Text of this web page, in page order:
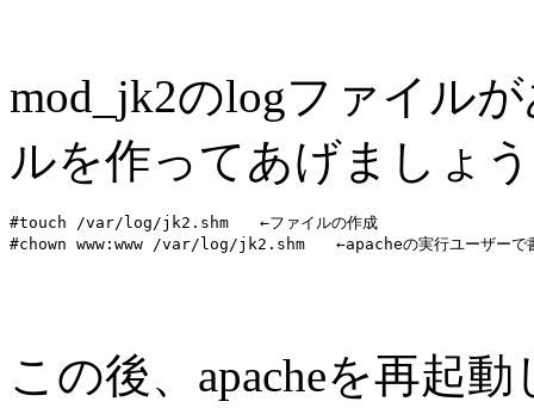
mod_jk2のlogファイル
ルを作ってあげましょ
#touch /var/log/jk2.shm　　←ファイルの作成
この後、apacheを再起